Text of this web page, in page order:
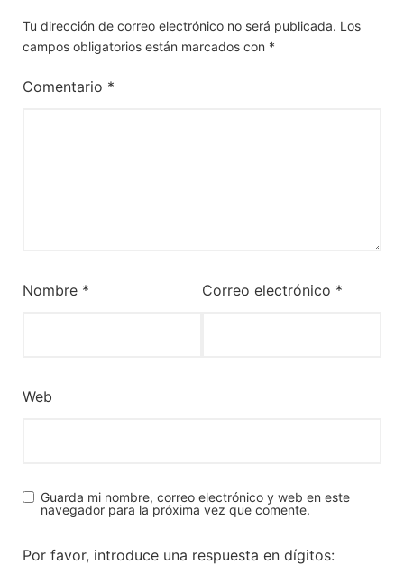
Tu dirección de correo electrónico no será publicada. Los
campos obligatorios están marcados con *
Comentario *
Nombre * Correo electrónico *
Web
Guarda mi nombre, correo electrónico y web en este
navegador para la próxima vez que comente.
Por favor, introduce una respuesta en dígitos: